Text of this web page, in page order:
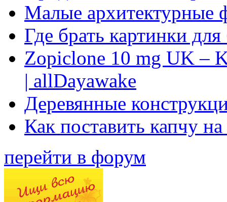
Малые архитектурные
Где брать картинки
Zopiclone 10 mg UK –
| allDayawake
Деревянные
Как поставить капчу
перейти в форум